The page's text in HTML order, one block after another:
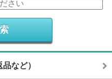
など）